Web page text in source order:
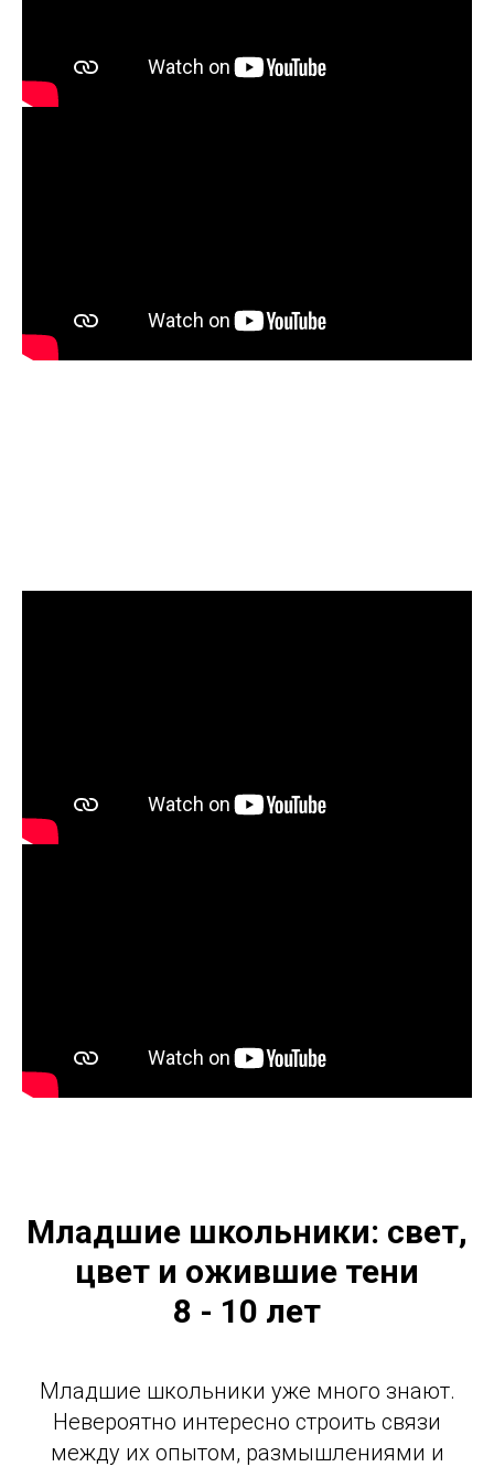
Младшие школьники: свет,
цвет и ожившие тени
8 - 10 лет
Младшие школьники уже много знают.
Невероятно интересно строить связи
между их опытом, размышлениями и